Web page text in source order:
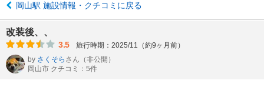
岡山駅 施設情報・クチコミに戻る
改装後、、
3.5
旅行時期：2025/11（約9ヶ月前）
by さくそら さん （非公開）
岡山市 クチコミ：5件